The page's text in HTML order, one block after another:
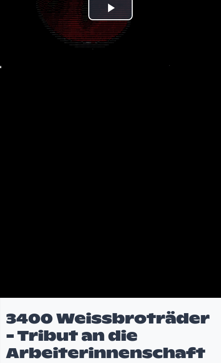
Play
Video
3400 Weissbroträder
- Tribut an die
Arbeiterinnenschaft